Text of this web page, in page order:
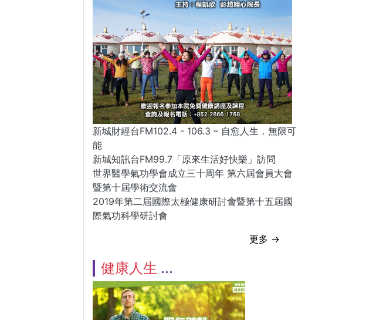
新城財經台FM102.4 - 106.3 – 自愈人生．無限可
能
新城知訊台FM99.7「原來生活好快樂」訪問
世界醫學氣功學會成立三十周年 第六屆會員大會
暨第十屆學術交流會
2019年第二屆國際太極健康研討會暨第十五屆國
際氣功科學研討會
更多 →
健康人生